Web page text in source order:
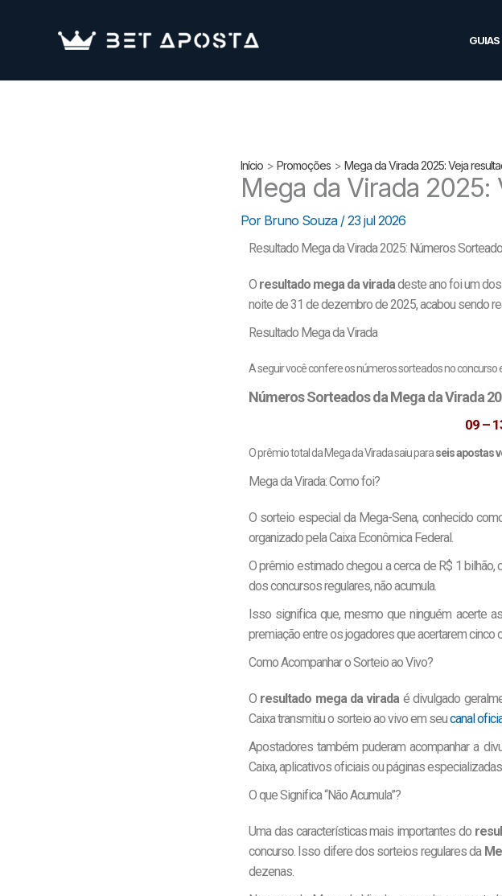
GUIAS
Início Promoções Mega da Virada 2025: Veja
Mega da Virada 2025:
Por Bruno Souza /23 jul 2026
Resultado Mega da Virada 2025: Números
O resultado mega da viradadeste ano foi um dos
noite de 31 de dezembro de 2025, acabou sendo
Resultado Mega da Virada
A seguir você confere os números sorteados no
Números Sorteados da Mega da Virada
09 –
O prêmio total da Mega da Virada saiu paraseis apostas
Mega da Virada: Como foi?
O sorteio especial da Mega-Sena, conhecido
organizado pela Caixa Econômica Federal.
O prêmio estimado chegou a cerca de R$ 1
dos concursos regulares, não acumula.
Isso significa que, mesmo que ninguém acerte
premiação entre os jogadores que acertarem cinco
Como Acompanhar o Sorteio ao Vivo?
O resultado mega da viradaé divulgado
Caixa transmitiu o sorteio ao vivo em seucanal
Apostadores também puderam acompanhar a
Caixa, aplicativos oficiais ou páginas
O que Significa “Não Acumula”?
Uma das características mais importantes do
concurso. Isso difere dos sorteios regulares da
dezenas.